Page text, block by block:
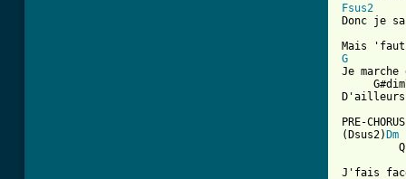
Fsus2
Donc je
G
Je
D'ailleurs
PRE-CHORUS
(Dsus2) Dm
J'fais